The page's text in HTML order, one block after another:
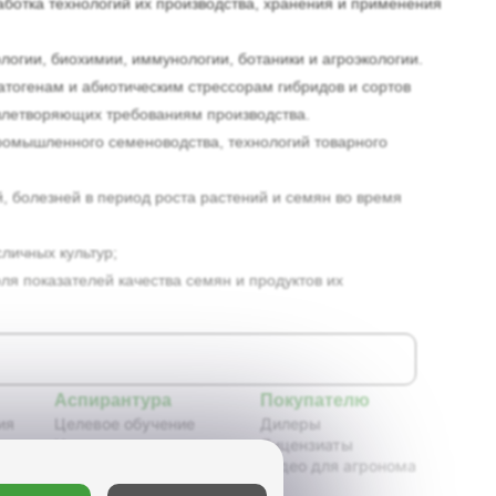
биохимии, иммунологии, ботаники и агроэкологии.
и абиотическим стрессорам гибридов и сортов
требованиям производства.
семеноводства, технологий товарного
болезней в период роста растений и семян во время
культур;
показателей качества семян и продуктов их
Аспирантура
Целевое обучение
Новости аспирантуры
Портфолио аспирантов
Покупателю
Дилеры
Лицензиаты
Видео для агронома